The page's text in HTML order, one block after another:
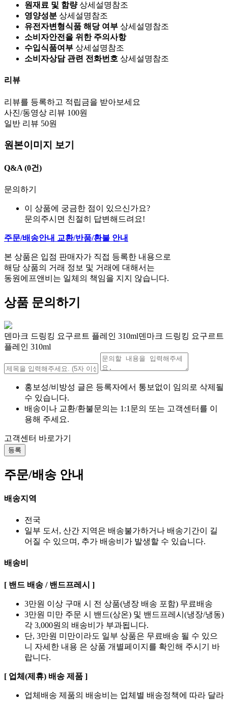
원재료 및 함량 상세설명참조
영양성분 상세설명참조
유전자변형식품 해당 여부 상세설명참조
소비자안전을 위한 주의사항
수입식품여부 상세설명참조
소비자상담 관련 전화번호 상세설명참조
리뷰
리뷰를 등록하고 적립금을 받아보세요
사진/동영상 리뷰 100원
일반 리뷰 50원
원본이미지 보기
Q&A (0건)
문의하기
이 상품에 궁금한 점이 있으신가요?
문의주시면 친절히 답변해드려요!
주문/배송안내 교환/반품/환불 안내
본 상품은 입점 판매자가 직접 등록한 내용으로
해당 상품의 거래 정보 및 거래에 대해서는
동원에프앤비는 일체의 책임을 지지 않습니다.
상품 문의하기
덴마크 드링킹 요구르트 플레인 310ml덴마크 드링킹 요구르트
플레인 310ml
홍보성/비방성 글은 등록자에서 통보없이 임의로 삭제될
수 있습니다.
배송이나 교환/환불문의는 1:1문의 또는 고객센터를 이
용해 주세요.
고객센터 바로가기
등록
주문/배송 안내
배송지역
전국
일부 도서, 산간 지역은 배송불가하거나 배송기간이 길
어질 수 있으며, 추가 배송비가 발생할 수 있습니다.
배송비
[ 밴드 배송 / 밴드프레시 ]
3만원 이상 구매 시 전 상품(냉장 배송 포함) 무료배송
3만원 미만 주문 시 밴드(상온) 및 밴드프레시(냉장/냉동)
각 3,000원의 배송비가 부과됩니다.
단, 3만원 미만이라도 일부 상품은 무료배송 될 수 있으
니 자세한 내용 은 상품 개별페이지를 확인해 주시기 바
랍니다.
[ 업체(제휴) 배송 제품 ]
업체배송 제품의 배송비는 업체별 배송정책에 따라 달라